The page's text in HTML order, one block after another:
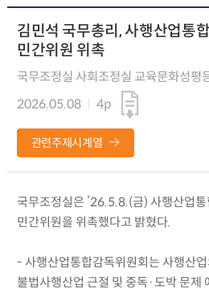
김민석 국무총리, 사행산업통
민간위원 위촉
국무조정실 사회조정실 교육문화성평
2026.05.08
4p
관련주제시계열
국무조정실은 ’26.5.8.(금) 사행산업
민간위원을 위촉했다고 밝혔다.
- 사행산업통합감독위원회는 사행산
불법사행산업 근절 및 중독·도박 문제